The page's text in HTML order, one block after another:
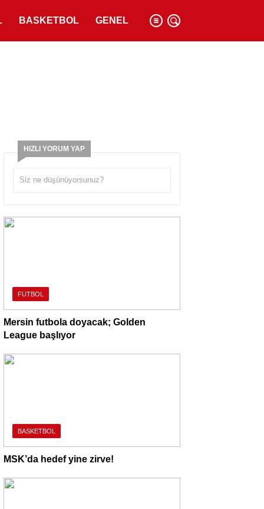
BASKETBOL GENEL
HIZLI YORUM YAP
FUTBOL
Mersin futbola doyacak; Golden
League başlıyor
BASKETBOL
MSK’da hedef yine zirve!